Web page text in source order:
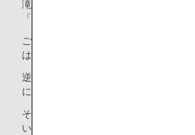
滝沢さんが14年間ごみを回収してきて
「ごみは人の心」だということです。
ごみ屋敷の住人にとっては、その山積
はないかもしれません。
逆に、まだ使えるものでも、人がごみ
にごみになってしまいます。
そのごみを誰が回収するか、回収され
いった「見えないもの/こと」に対す